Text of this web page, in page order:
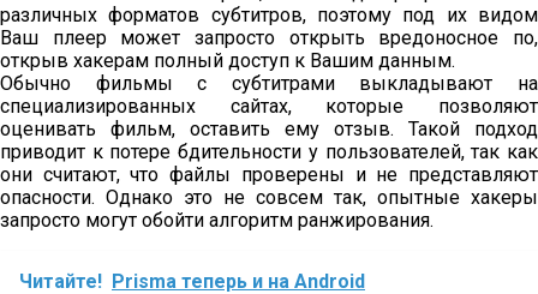
различных форматов субтитров, поэтому под их видом
Ваш плеер может запросто открыть вредоносное по,
открыв хакерам полный доступ к Вашим данным.
Обычно фильмы с субтитрами выкладывают на
специализированных сайтах, которые позволяют
оценивать фильм, оставить ему отзыв. Такой подход
приводит к потере бдительности у пользователей, так как
они считают, что файлы проверены и не представляют
опасности. Однако это не совсем так, опытные хакеры
запросто могут обойти алгоритм ранжирования.
Читайте! Prisma теперь и на Android